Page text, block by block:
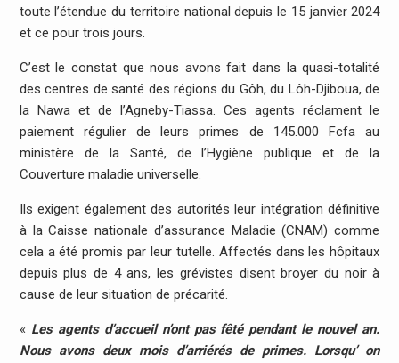
toute l’étendue du territoire national depuis le 15 janvier 2024
et ce pour trois jours.
C’est le constat que nous avons fait dans la quasi-totalité
des centres de santé des régions du Gôh, du Lôh-Djiboua, de
la Nawa et de l’Agneby-Tiassa. Ces agents réclament le
paiement régulier de leurs primes de 145.000 Fcfa au
ministère de la Santé, de l’Hygiène publique et de la
Couverture maladie universelle.
Ils exigent également des autorités leur intégration définitive
à la Caisse nationale d’assurance Maladie (CNAM) comme
cela a été promis par leur tutelle. Affectés dans les hôpitaux
depuis plus de 4 ans, les grévistes disent broyer du noir à
cause de leur situation de précarité.
« Les agents d’accueil n’ont pas fêté pendant le nouvel an.
Nous avons deux mois d’arriérés de primes. Lorsqu’ on